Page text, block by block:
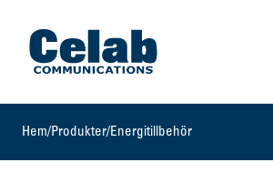
Gå till startsidan
Hem/Produkter/Energitillbehör